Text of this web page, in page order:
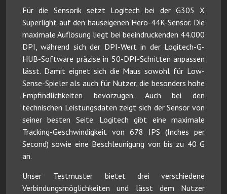
Für die Sensorik setzt Logitech bei der G305 X
Superlight auf den hauseigenen Hero-44K-Sensor. Die
maximale Auflösung liegt bei beeindruckenden 44.000
DPI, während sich der DPI-Wert in der Logitech-G-
HUB-Software präzise in 50-DPI-Schritten anpassen
lässt. Damit eignet sich die Maus sowohl für Low-
Sense-Spieler als auch für Nutzer, die besonders hohe
Empfindlichkeiten bevorzugen. Auch bei den
technischen Leistungsdaten zeigt sich der Sensor von
seiner besten Seite. Logitech gibt eine maximale
Tracking-Geschwindigkeit von 678 IPS (Inches per
Second) sowie eine Beschleunigung von bis zu 40 G
an.
Unser Testmuster bietet drei verschiedene
Verbindungsmöglichkeiten und lässt dem Nutzer